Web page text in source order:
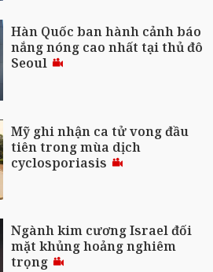
Hàn Quốc ban hành cảnh báo
nắng nóng cao nhất tại thủ đô
Seoul
Mỹ ghi nhận ca tử vong đầu
tiên trong mùa dịch
cyclosporiasis
Ngành kim cương Israel đối
mặt khủng hoảng nghiêm
trọng